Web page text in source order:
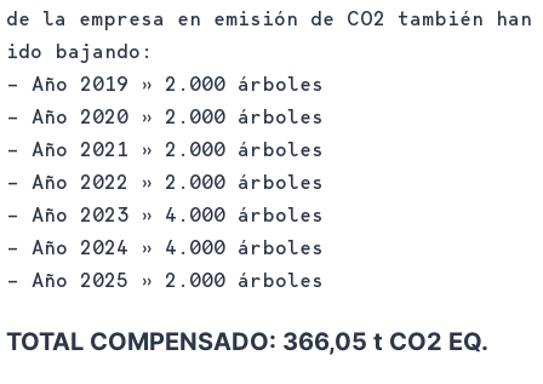
de la empresa en emisión de CO2 también han
ido bajando:
– Año 2019 » 2.000 árboles
– Año 2020 » 2.000 árboles
– Año 2021 » 2.000 árboles
– Año 2022 » 2.000 árboles
– Año 2023 » 4.000 árboles
– Año 2024 » 4.000 árboles
– Año 2025 » 2.000 árboles
TOTAL COMPENSADO: 366,05 t CO2 EQ.